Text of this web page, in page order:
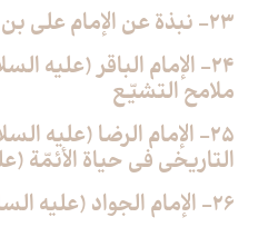
23- نبذة عن الإمام على بن الحسين (عليه السلام)
24- الإمام الباقر (عليه
ملامح التشيّع
25- الإمام الرضا (عليه
التاريخي في حياة الأئمّة
26- الإمام الجواد (عليه السلام) والإمامة المبْكرة